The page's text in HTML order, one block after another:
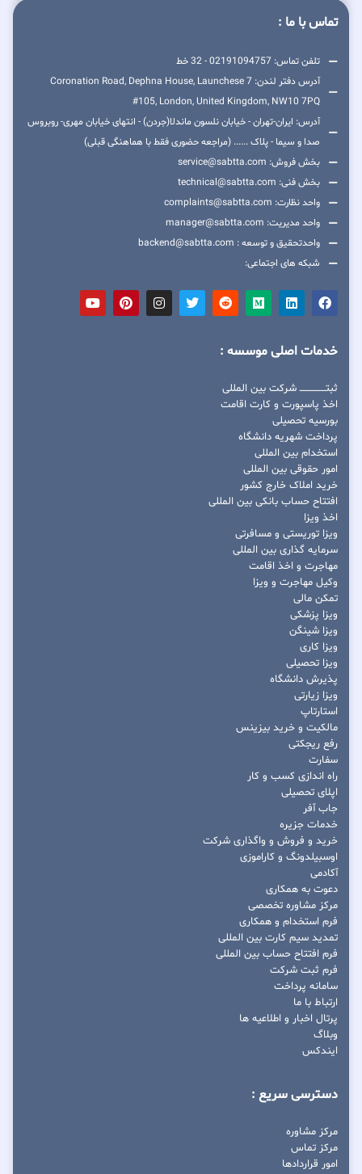
تماس با ما :
تلفن تماس: 02191094757 - 32 خط
آدرس دفتر لندن: 7 Coronation Road, Dephna House, Launchese
#105, London, United Kingdom, NW10 7PQ
آدرس: ایران-تهران - خیابان نلسون ماندلا(جردن) - انتهای خیابان مهری- روبروس
صدا و سیما - پلاک ...... (مراجعه حضوری فقط با هماهنگی قبلی)
بخش فروش: service@sabtta.com
بخش فنی: technical@sabtta.com
واحد نظارت: complaints@sabtta.com
واحد مدیریت: manager@sabtta.com
واحدتحقیق و توسعه : backend@sabtta.com
شبکه های اجتماعی:
خدمات اصلی موسسه :
ثبتــــــــــــــــ شرکت بین المللی
اخذ پاسپورت و کارت اقامت
بورسیه تحصیلی
پرداخت شهریه دانشگاه
استخدام بین المللی
امور حقوقی بین المللی
خرید املاک خارج کشور
افتتاح حساب بانکی بین المللی
اخذ ویزا
ویزا توریستی و مسافرتی
سرمایه گذاری بین المللی
مهاجرت و اخذ اقامت
وکیل مهاجرت و ویزا
تمکن مالی
ویزا پزشکی
ویزا شینگن
ویزا کاری
ویزا تحصیلی
پذیرش دانشگاه
ویزا زیارتی
استارتاپ
مالکیت و خرید بیزینس
رفع ریجکتی
سفارت
راه اندازی کسب و کار
اپلای تحصیلی
جاب آفر
خدمات جزیره
خرید و فروش و واگذاری شرکت
اوسبیلدونگ و کاراموزی
آکادمی
دعوت به همکاری
مرکز مشاوره تخصصی
فرم استخدام و همکاری
تمدید سیم کارت بین المللی
فرم افتتاح حساب بین المللی
فرم ثبت شرکت
سامانه پرداخت
ارتباط با ما
پرتال اخبار و اطلاعیه ها
وبلاگ
ایندکس
دسترسی سریع :
مرکز مشاوره
مرکز تماس
امور قراردادها